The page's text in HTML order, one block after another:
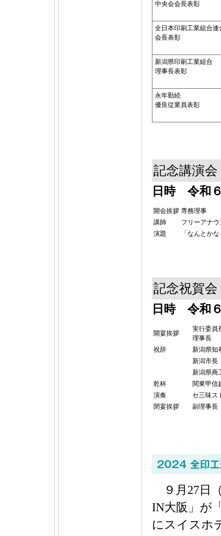
中央会会長表彰
全日本印刷工業組合連
会長表彰
新潟県印刷工業組合
理事長表彰
永年勤続
優良従業員表彰
記念講演会
日時 令和
開会挨拶 専務理事
講師
フリーアナ
演題
「なんとか
記念祝賀会
日時 令和
開宴挨拶
実行委員
理事長
祝辞
新潟県知
新潟市長
新潟県商
乾杯
関東甲信
演奏
セ三味ス
閉宴挨拶
副理事長
９月27日
IN大阪」が
にスイスホ